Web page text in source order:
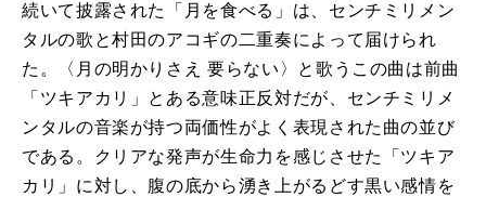
続いて披露された「月を食べる」は、センチミリメン
タルの歌と村田のアコギの二重奏によって届けられ
た。〈月の明かりさえ 要らない〉と歌うこの曲は前曲
「ツキアカリ」とある意味正反対だが、センチミリメ
ンタルの音楽が持つ両価性がよく表現された曲の並び
である。クリアな発声が生命力を感じさせた「ツキア
カリ」に対し、腹の底から湧き上がるどす黒い感情を